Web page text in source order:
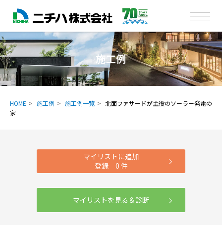
施工例
HOME 施工例 施工例一覧
北面ファサードが主役のソーラー発電の
家
マイリストに追加
登録 0 件
マイリストを見る＆診断